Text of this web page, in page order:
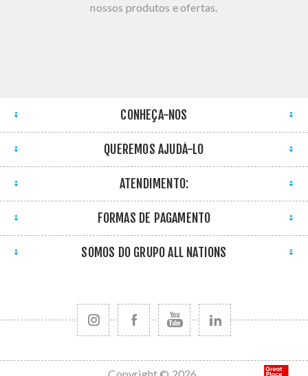
nossos produtos e ofertas.
CONHEÇA-NOS
QUEREMOS AJUDÁ-LO
ATENDIMENTO:
FORMAS DE PAGAMENTO
SOMOS DO GRUPO ALL NATIONS